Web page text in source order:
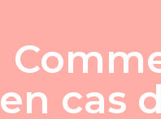
en cas